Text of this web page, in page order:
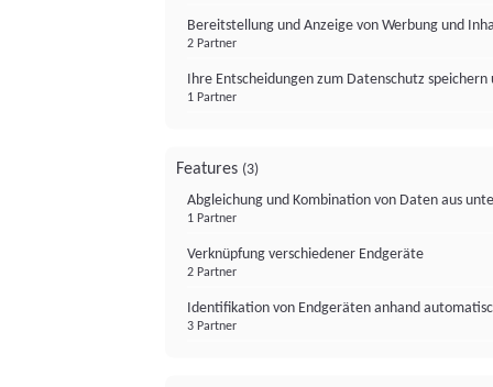
Bereitstellung und Anzeige von Werbung und
2 Partner
Ihre Entscheidungen zum Datenschutz
1 Partner
Features (3)
Abgleichung und Kombination von Daten aus
1 Partner
Verknüpfung verschiedener Endgeräte
2 Partner
Identifikation von Endgeräten anhand
3 Partner